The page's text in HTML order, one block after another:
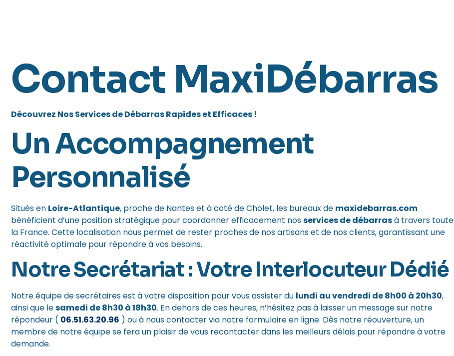
Contact MaxiDébarras
Découvrez Nos Services de Débarras Rapides et Efficaces !
Un Accompagnement
Personnalisé
Situés en Loire-Atlantique, proche de Nantes et à coté de Cholet, les bureaux de maxidebarras.com
bénéficient d’une position stratégique pour coordonner efficacement nosservices de débarrasà travers toute
la France. Cette localisation nous permet de rester proches de nos artisans et de nos clients, garantissant une
réactivité optimale pour répondre à vos besoins.
Notre Secrétariat : Votre Interlocuteur Dédié
Notre équipe de secrétaires est à votre disposition pour vous assister du lundi au vendredi de 8h00 à 20h30,
ainsi que lesamedi de 8h30 à 18h30. En dehors de ces heures, n’hésitez pas à laisser un message sur notre
répondeur ( 06.51.63.20.96 ) ou à nous contacter via notre formulaire en ligne. Dès notre réouverture, un
membre de notre équipe se fera un plaisir de vous recontacter dans les meilleurs délais pour répondre à votre
demande.